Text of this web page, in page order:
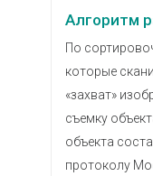
Алгоритм
По
которые
«захват»
съемку
объекта
протоколу